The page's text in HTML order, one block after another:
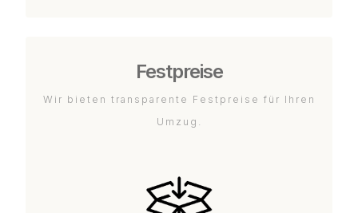
Festpreise
Wir bieten transparente Festpreise für Ihren
Umzug.